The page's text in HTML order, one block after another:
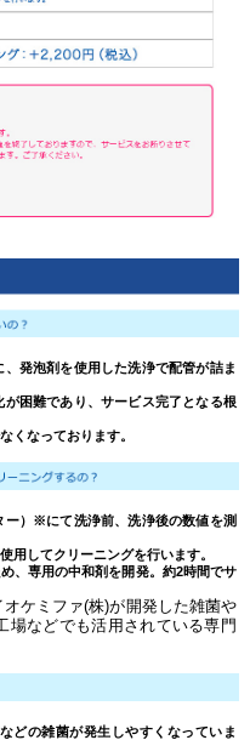
発泡剤を使用した洗浄で配管が詰ま
困難であり、サービス完了となる根
くなっております。
ー）※にて洗浄前、洗浄後の数値を測
用してクリーニングを行います。
、専用の中和剤を開発。約2時間でサ
ケミファ(株)が開発した雑菌や
場などでも活用されている専門
どの雑菌が発生しやすくなっていま